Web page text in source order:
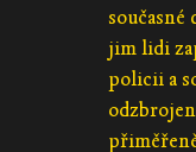
jim lidi
policii a